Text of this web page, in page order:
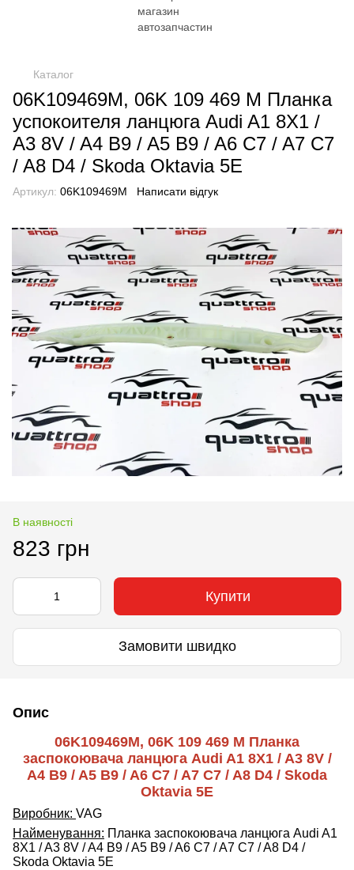
Каталог
06K109469M, 06K 109 469 M Планка
успокоителя ланцюга Audi A1 8X1 /
A3 8V / A4 B9 / A5 B9 / A6 C7 / A7 C7
/ A8 D4 / Skoda Oktavia 5E
Артикул: 06K109469M Написати відгук
В наявності
823 грн
Купити
Замовити швидко
Опис
06K109469M, 06K 109 469 M Планка
заспокоювача ланцюга Audi A1 8X1 / A3 8V /
A4 B9 / A5 B9 / A6 C7 / A7 C7 / A8 D4 / Skoda
Oktavia 5E
Виробник: VAG
Найменування: Планка заспокоювача ланцюга Audi A1
8X1 / A3 8V / A4 B9 / A5 B9 / A6 C7 / A7 C7 / A8 D4 /
Skoda Oktavia 5E